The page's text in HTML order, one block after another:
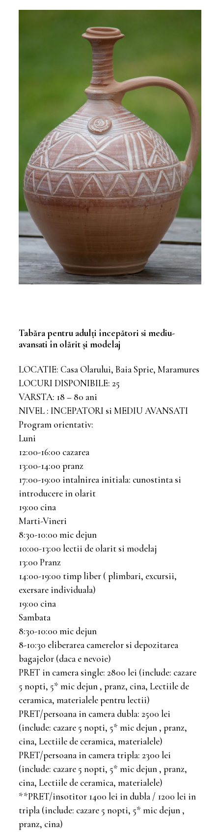
Tabăra pentru adulți începători si mediu-
avansati în olărit și modelaj
LOCATIE: Casa Olarului, Baia Sprie, Maramures
LOCURI DISPONIBILE: 25
VARSTA: 18 – 80 ani
NIVEL : INCEPATORI si MEDIU AVANSATI
Program orientativ:
Luni
12:00-16:00 cazarea
13:00-14:00 pranz
17:00-19:00 intalnirea initiala: cunostinta si
introducere in olarit
19:00 cina
Marti-Vineri
8:30-10:00 mic dejun
10:00-13:00 lectii de olarit si modelaj
13:00 Pranz
14:00-19:00 timp liber ( plimbari, excursii,
exersare individuala)
19:00 cina
Sambata
8:30-10:00 mic dejun
8-10:30 eliberarea camerelor si depozitarea
bagajelor (daca e nevoie)
PRET in camera single: 2800 lei (include: cazare
5 nopti, 5* mic dejun , pranz, cina, Lectiile de
ceramica, materialele pentru lectii)
PRET/persoana in camera dubla: 2500 lei
(include: cazare 5 nopti, 5* mic dejun , pranz,
cina, Lectiile de ceramica, materialele)
PRET/persoana in camera tripla: 2300 lei
(include: cazare 5 nopti, 5* mic dejun , pranz,
cina, Lectiile de ceramica, materialele)
**PRET/insotitor 1400 lei in dubla / 1200 lei in
tripla (include: cazare 5 nopti, 5* mic dejun ,
pranz, cina)